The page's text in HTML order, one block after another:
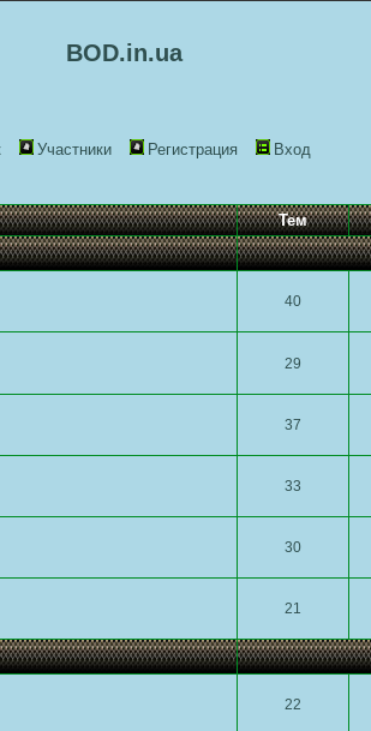
BOD.in.ua
Участники Регистрация Вход
Тем
40
29
37
33
30
21
22